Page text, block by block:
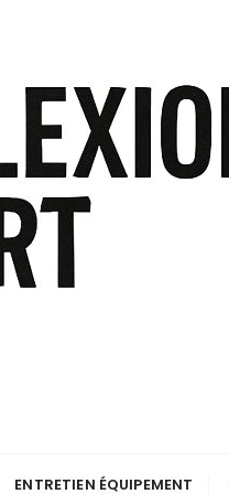
ENTRETIEN ÉQUIPEMENT